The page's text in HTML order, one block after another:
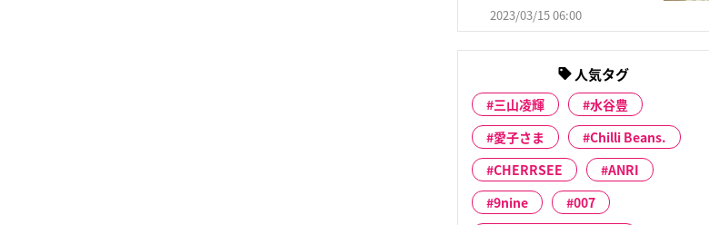
2023/03/15 06:00
人気タグ
三山凌輝
水谷豊
愛子さま
Chilli Beans.
CHERRSEE
ANRI
9nine
007